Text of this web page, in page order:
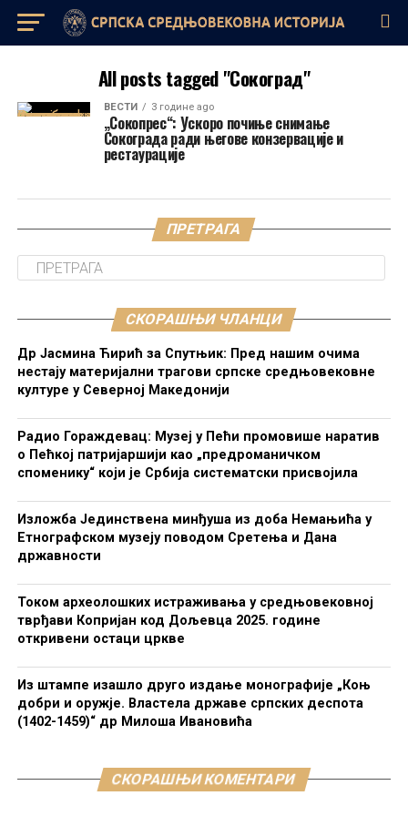
All posts tagged "Сокоград"
ВЕСТИ 3 године ago
„Сокопрес“: Ускоро почиње снимање
Сокограда ради његове конзервације и
рестаурације
ПРЕТРАГА
СКОРАШЊИ ЧЛАНЦИ
Др Јасмина Ћирић за Спутњик: Пред нашим очима
нестају материјални трагови српске средњовековне
културе у Северној Македонији
Радио Гораждевац: Музеј у Пећи промовише наратив
о Пећкој патријаршији као „предроманичком
споменику“ који је Србија систематски присвојила
Изложба Јединствена минђуша из доба Немањића у
Етнографском музеју поводом Сретења и Дана
државности
Током археолошких истраживања у средњовековној
тврђави Копријан код Дољевца 2025. године
откривени остаци цркве
Из штампе изашло друго издање монографије „Коњ
добри и оружје. Властела државе српских деспота
(1402-1459)“ др Милоша Ивановића
СКОРАШЊИ КОМЕНТАРИ